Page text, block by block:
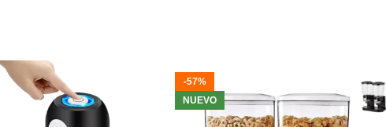
una combinación perfecta
comodidad y tecnología
avanzada.
y ligeros, proporcionan una
Admite juegos de plataforma Android y
también el clásico emulador de juegos de
arcade.
-57%
NUEVO